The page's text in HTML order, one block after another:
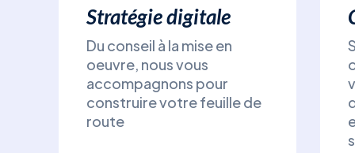
Stratégie digitale
Du conseil à la mise en
oeuvre, nous vous
accompagnons pour
construire votre feuille de
route